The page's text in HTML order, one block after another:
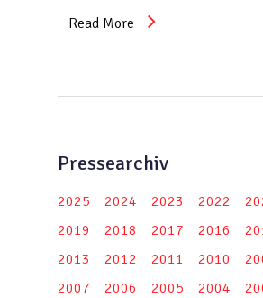
Read More
Pressearchiv
2025 2024 2023 2022
2019
2018 2017 2016
2013
2012 2011 2010
2007
2006 2005 2004